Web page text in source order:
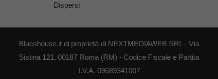
Dispersi
Blueshouse.it di proprietà di NEXTMEDIAWEB SRL - Via
Sistina 121, 00187 Roma (RM) - Codice Fiscale e Partita
I.V.A. 09689341007